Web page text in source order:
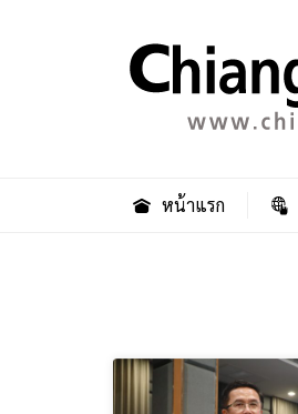
หน้าแรก